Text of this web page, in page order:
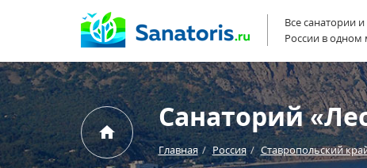
Все санатории
России в одном
Санаторий
Главная Россия Ставропольский